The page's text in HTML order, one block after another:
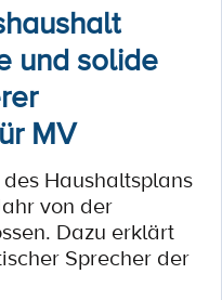
und solide
MV
Haushaltsplans
von der
Dazu erklärt
Sprecher der